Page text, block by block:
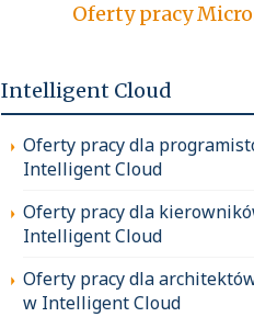
Oferty
Intelligent Cloud
Oferty pracy dla
Intelligent Cloud
Oferty pracy dla
Intelligent Cloud
Oferty pracy dla
w Intelligent Cloud